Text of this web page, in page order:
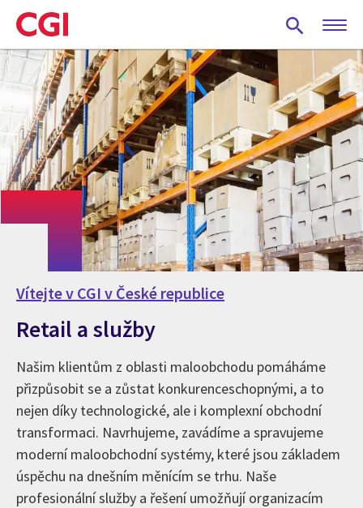
Skip
to
main
content
Vítejte v CGI v České republice
Retail a služby
Našim klientům z oblasti maloobchodu pomáháme
přizpůsobit se a zůstat konkurenceschopnými, a to
nejen díky technologické, ale i komplexní obchodní
transformaci. Navrhujeme, zavádíme a spravujeme
moderní maloobchodní systémy, které jsou základem
úspěchu na dnešním měnícím se trhu. Naše
profesionální služby a řešení umožňují organizacím